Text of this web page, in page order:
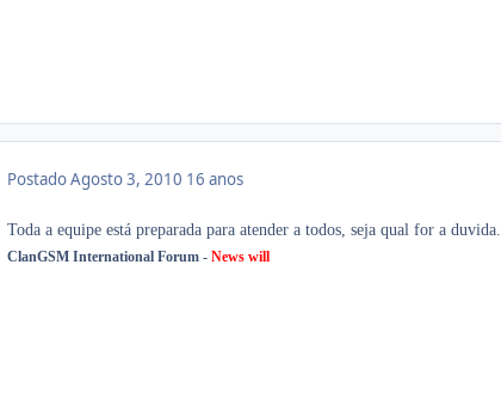
PostadoAgosto 3, 2010 16 anos
Toda a equipe está preparada para atender a todos, seja qual for a duvida.
ClanGSM International Forum - News will